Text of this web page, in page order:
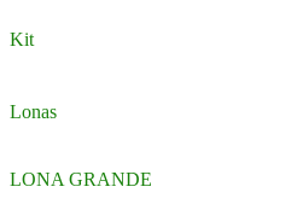
Kit
Lonas
LONA GRANDE